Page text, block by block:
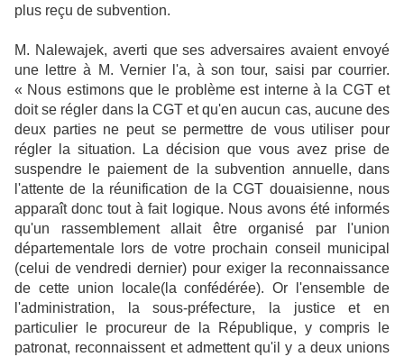
plus reçu de subvention.
M. Nalewajek, averti que ses adversaires avaient envoyé
une lettre à M. Vernier l'a, à son tour, saisi par courrier.
« Nous estimons que le problème est interne à la CGT et
doit se régler dans la CGT et qu'en aucun cas, aucune des
deux parties ne peut se permettre de vous utiliser pour
régler la situation. La décision que vous avez prise de
suspendre le paiement de la subvention annuelle, dans
l'attente de la réunification de la CGT douaisienne, nous
apparaît donc tout à fait logique. Nous avons été informés
qu'un rassemblement allait être organisé par l'union
départementale lors de votre prochain conseil municipal
(celui de vendredi dernier) pour exiger la reconnaissance
de cette union locale(la confédérée). Or l'ensemble de
l'administration, la sous-préfecture, la justice et en
particulier le procureur de la République, y compris le
patronat, reconnaissent et admettent qu'il y a deux unions